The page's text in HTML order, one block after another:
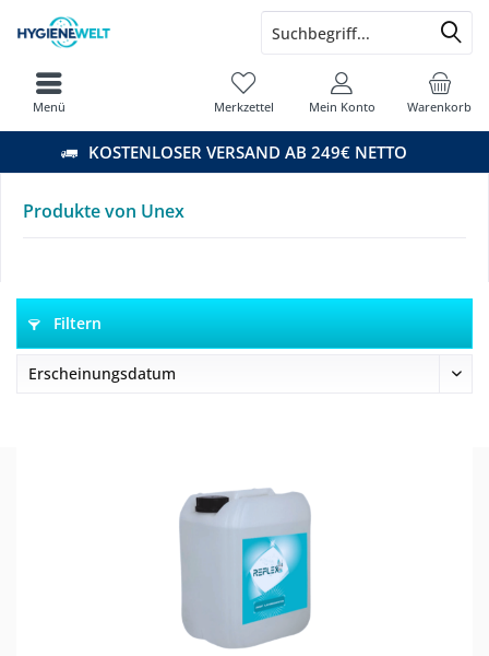
KOSTENLOSER VERSAND AB 249€ NETTO
Warenkorb
Merkzettel Mein Konto
Menü
Produkte von Unex
Filtern